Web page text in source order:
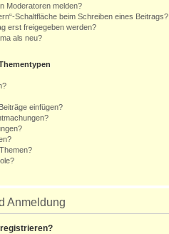
Moderatoren melden?
Schaltfläche beim Schreiben eines Beitrags?
erst freigegeben werden?
als neu?
einfügen?
Anmeldung